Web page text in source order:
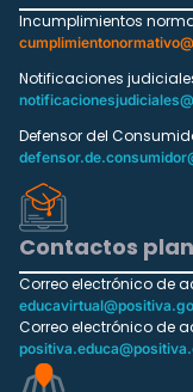
Incumplimientos
Notificaciones
Defensor del
Contactos
Correo electrónico de
Correo electrónico de